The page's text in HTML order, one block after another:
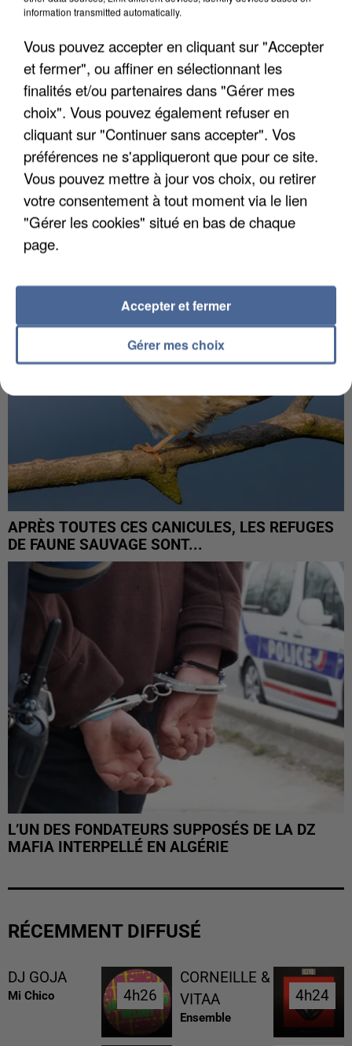
INCENDIES : L’ÎLE-DE-FRANCE LANCE UN ÉLAN
DE SOLIDARITÉ AVEC LES...
APRÈS TOUTES CES CANICULES, LES REFUGES
DE FAUNE SAUVAGE SONT...
L’UN DES FONDATEURS SUPPOSÉS DE LA DZ
MAFIA INTERPELLÉ EN ALGÉRIE
RÉCEMMENT DIFFUSÉ
DJ GOJA
Mi Chico 4h26
4h26
CORNEILLE &
VITAA
Ensemble
4h24
4h24
information transmitted automatically.
Vous pouvez accepter en cliquant sur "Accepter
et fermer", ou affiner en sélectionnant les
finalités et/ou partenaires dans "Gérer mes
choix". Vous pouvez également refuser en
cliquant sur "Continuer sans accepter". Vos
préférences ne s'appliqueront que pour ce site.
Vous pouvez mettre à jour vos choix, ou retirer
votre consentement à tout moment via le lien
"Gérer les cookies" situé en bas de chaque
page.
Gérer mes choix
Accepter et fermer